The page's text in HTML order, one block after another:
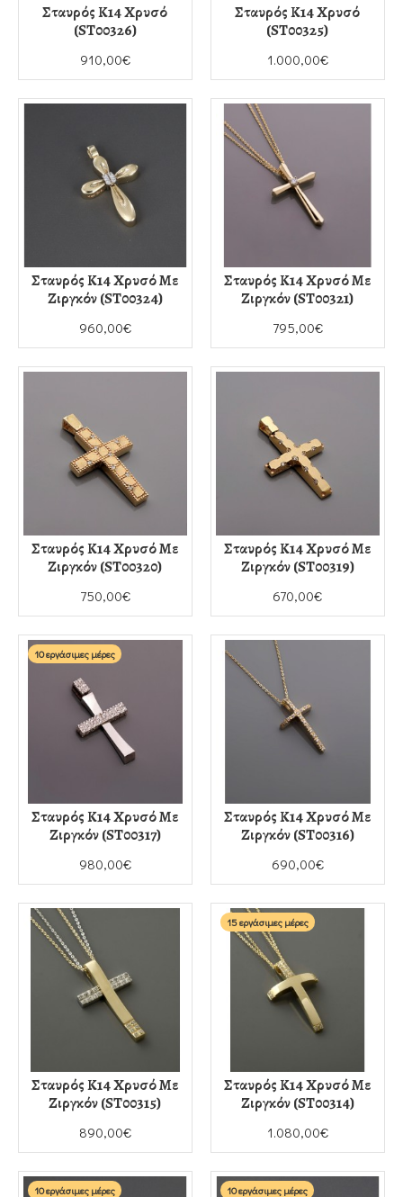
Σταυρός Κ14 Χρυσό
(ST00326)
910,00€
Σταυρός Κ14 Χρυσό
(ST00325)
1.000,00€
Σταυρός Κ14 Χρυσό Με
Ζιργκόν (ST00324)
960,00€
Σταυρός Κ14 Χρυσό Με
Ζιργκόν (ST00321)
795,00€
Σταυρός Κ14 Χρυσό Με
Ζιργκόν (ST00320)
750,00€
Σταυρός Κ14 Χρυσό Με
Ζιργκόν (ST00319)
670,00€
10 εργάσιμες μέρες
Σταυρός Κ14 Χρυσό Με
Ζιργκόν (ST00317)
980,00€
Σταυρός Κ14 Χρυσό Με
Ζιργκόν (ST00316)
690,00€
Σταυρός Κ14 Χρυσό Με
Ζιργκόν (ST00315)
890,00€
15 εργάσιμες μέρες
Σταυρός Κ14 Χρυσό Με
Ζιργκόν (ST00314)
1.080,00€
10 εργάσιμες μέρες 10 εργάσιμες μέρες